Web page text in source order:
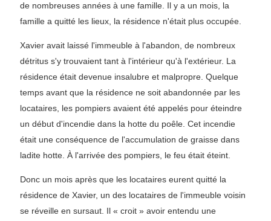
de nombreuses années à une famille. Il y a un mois, la
famille a quitté les lieux, la résidence n'était plus occupée.
Xavier avait laissé l'immeuble à l'abandon, de nombreux
détritus s'y trouvaient tant à l'intérieur qu'à l'extérieur. La
résidence était devenue insalubre et malpropre. Quelque
temps avant que la résidence ne soit abandonnée par les
locataires, les pompiers avaient été appelés pour éteindre
un début d'incendie dans la hotte du poêle. Cet incendie
était une conséquence de l'accumulation de graisse dans
ladite hotte. À l'arrivée des pompiers, le feu était éteint.
Donc un mois après que les locataires eurent quitté la
résidence de Xavier, un des locataires de l'immeuble voisin
se réveille en sursaut. Il « croit » avoir entendu une